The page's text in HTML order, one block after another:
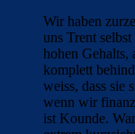
Wir haben
uns Trent
hohen Gehalts,
komplett
weiss, dass sie
wenn wir
ist Kounde.